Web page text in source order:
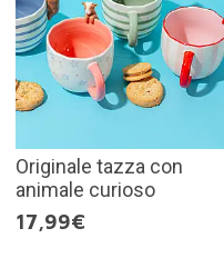
Originale tazza con
animale curioso
17,99€